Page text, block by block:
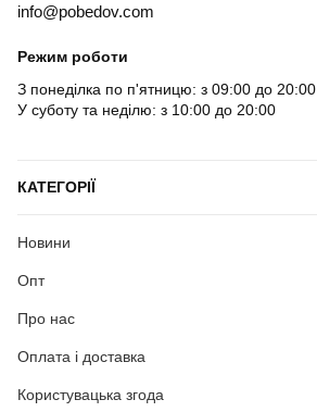
info@pobedov.com
Режим роботи
З понеділка по п'ятницю: з 09:00 до 20:00
У суботу та неділю: з 10:00 до 20:00
КАТЕГОРІЇ
Новини
Опт
Про нас
Оплата і доставка
Користувацька згода